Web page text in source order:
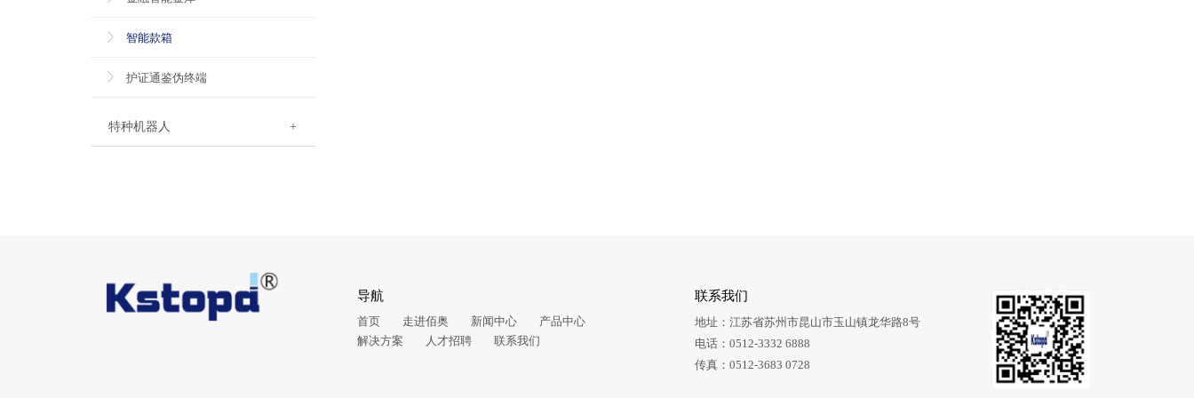
智能款箱
护证通鉴伪终端
+
特种机器人
导航
首页 走进佰奥 新闻中心
产品中心
解决方案
人才招聘 联系我们
联系我们
地址：江苏省苏州市昆山市玉山镇龙华路8号
电话：0512-3332 6888
传真：0512-3683 0728